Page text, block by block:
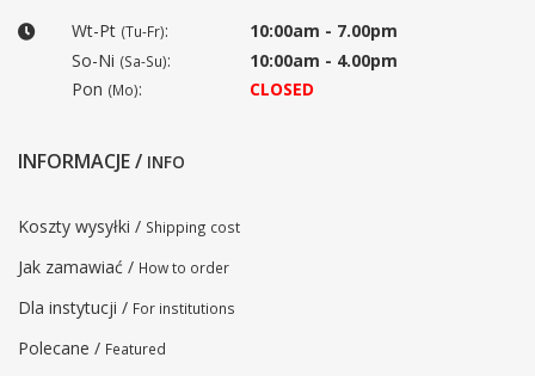
Wt-Pt (Tu-Fr):
10:00am - 7.00pm
So-Ni (Sa-Su):
10:00am - 4.00pm
Pon (Mo): CLOSED
INFORMACJE / INFO
Koszty wysyłki / Shipping cost
Jak zamawiać / How to order
Dla instytucji / For institutions
Polecane / Featured